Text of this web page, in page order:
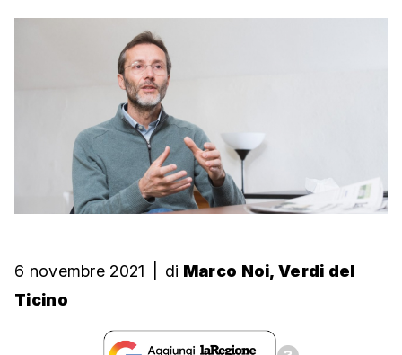
6 novembre 2021 di Marco Noi, Verdi del
Ticino